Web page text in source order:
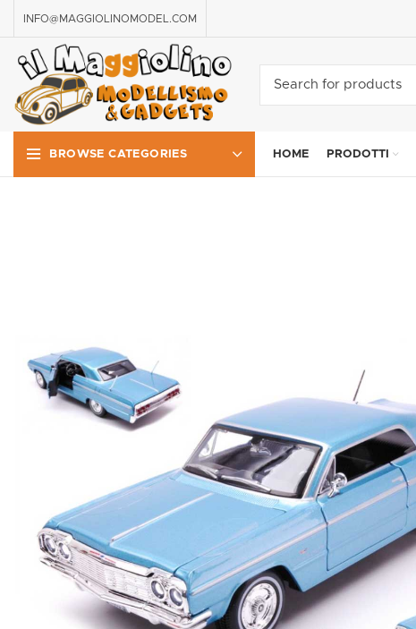
INFO@MAGGIOLINOMODEL.COM
BROWSE CATEGORIES HOME PRODOTTI